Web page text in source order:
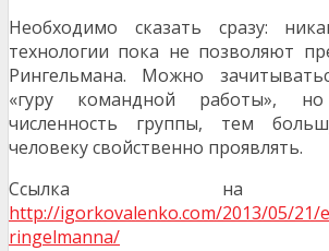
Необходимо сказать сразу:
технологии пока не позволяют
Рингельмана. Можно
«гуру командной работы»,
численность группы, тем
человеку свойственно проявлять.
Ссылка на
http://igorkovalenko.com/2013/05/21/
ringelmanna/